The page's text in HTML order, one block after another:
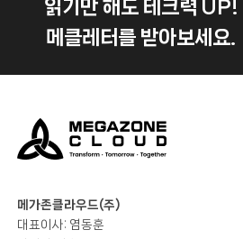
읽기만 해도 테크력 UP!
메클레터를 받아보세요.
메가존클라우드(주)
대표이사: 염동훈